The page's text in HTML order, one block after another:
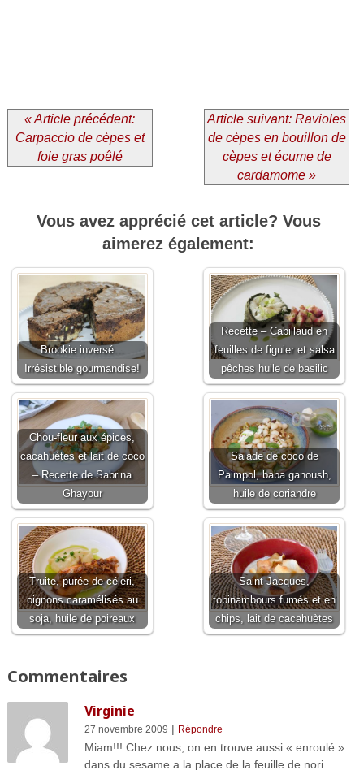
« Article précédent:
Carpaccio de cèpes et
foie gras poêlé
Article suivant: Ravioles
de cèpes en bouillon de
cèpes et écume de
cardamome »
Vous avez apprécié cet article? Vous
aimerez également:
Brookie inversé…
Irrésistible gourmandise!
Recette – Cabillaud en
feuilles de figuier et salsa
pêches huile de basilic
Chou-fleur aux épices,
cacahuètes et lait de coco
– Recette de Sabrina
Ghayour
Salade de coco de
Paimpol, baba ganoush,
huile de coriandre
Truite, purée de céleri,
oignons caramélisés au
soja, huile de poireaux
Saint-Jacques,
topinambours fumés et en
chips, lait de cacahuètes
Commentaires
Virginie
27 novembre 2009 | Répondre
Miam!!! Chez nous, on en trouve aussi « enroulé »
dans du sesame a la place de la feuille de nori.